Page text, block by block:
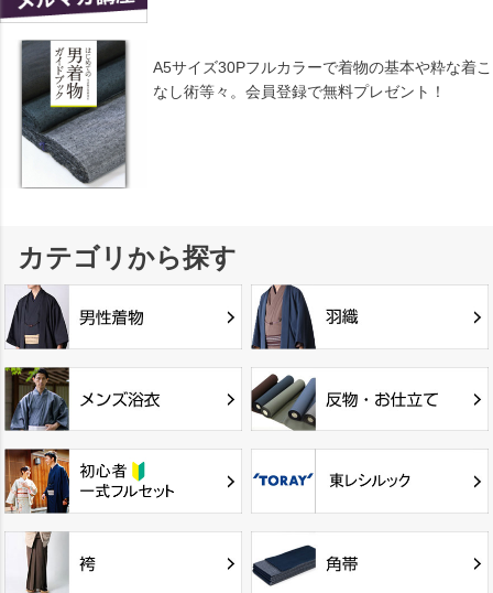
A5サイズ30Pフルカラーで着物の基本や粋な着こ
なし術等々。会員登録で無料プレゼント！
カテゴリから探す